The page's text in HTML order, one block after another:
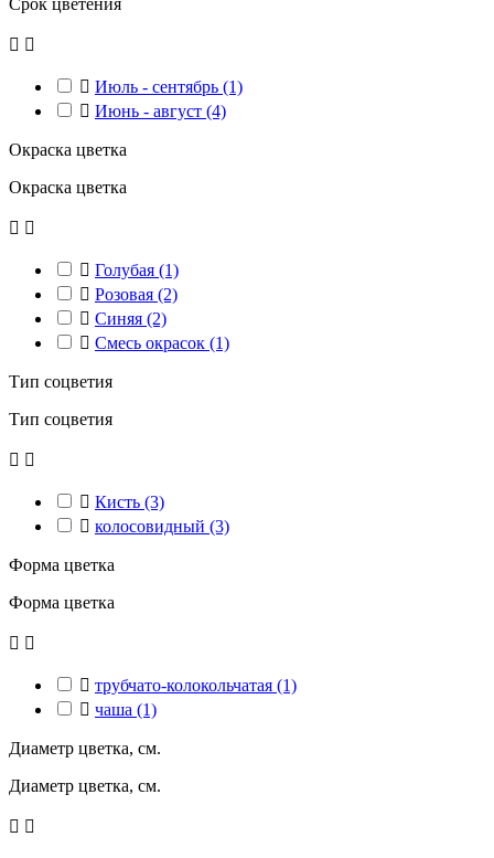
Срок цветения
 
 Июль - сентябрь (1)
 Июнь - август (4)
Окраска цветка
Окраска цветка
 
 Голубая (1)
 Розовая (2)
 Синяя (2)
 Смесь окрасок (1)
Тип соцветия
Тип соцветия
 
 Кисть (3)
 колосовидный (3)
Форма цветка
Форма цветка
 
 трубчато-колокольчатая (1)
 чаша (1)
Диаметр цветка, см.
Диаметр цветка, см.
 